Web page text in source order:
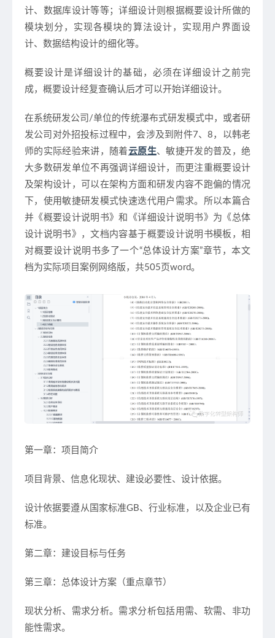
计、数据库设计等等；详细设计则根据概要设计所做的
模块划分，实现各模块的算法设计，实现用户界面设
计、数据结构设计的细化等。
概要设计是详细设计的基础，必须在详细设计之前完
成，概要设计经复查确认后才可以开始详细设计。
在系统研发公司/单位的传统瀑布式研发模式中，或者研
发公司对外招投标过程中，会涉及到附件7、8，以韩老
师的实际经验来讲，随着云原生、敏捷开发的普及，绝
大多数研发单位不再强调详细设计，而更注重概要设计
及架构设计，可以在架构方面和研发内容不跑偏的情况
下，使用敏捷研发模式快速迭代用户需求。所以本篇合
并《概要设计说明书》和《详细设计说明书》为《总体
设计说明书》，文档内容基于概要设计说明书模板，相
对概要设计说明书多了一个“总体设计方案”章节，本文
档为实际项目案例网络版，共505页word。
第一章：项目简介
项目背景、信息化现状、建设必要性、设计依据。
设计依据要遵从国家标准GB、行业标准，以及企业已有
标准。
第二章：建设目标与任务
第三章：总体设计方案（重点章节）
现状分析、需求分析。需求分析包括用需、软需、非功
能性需求。